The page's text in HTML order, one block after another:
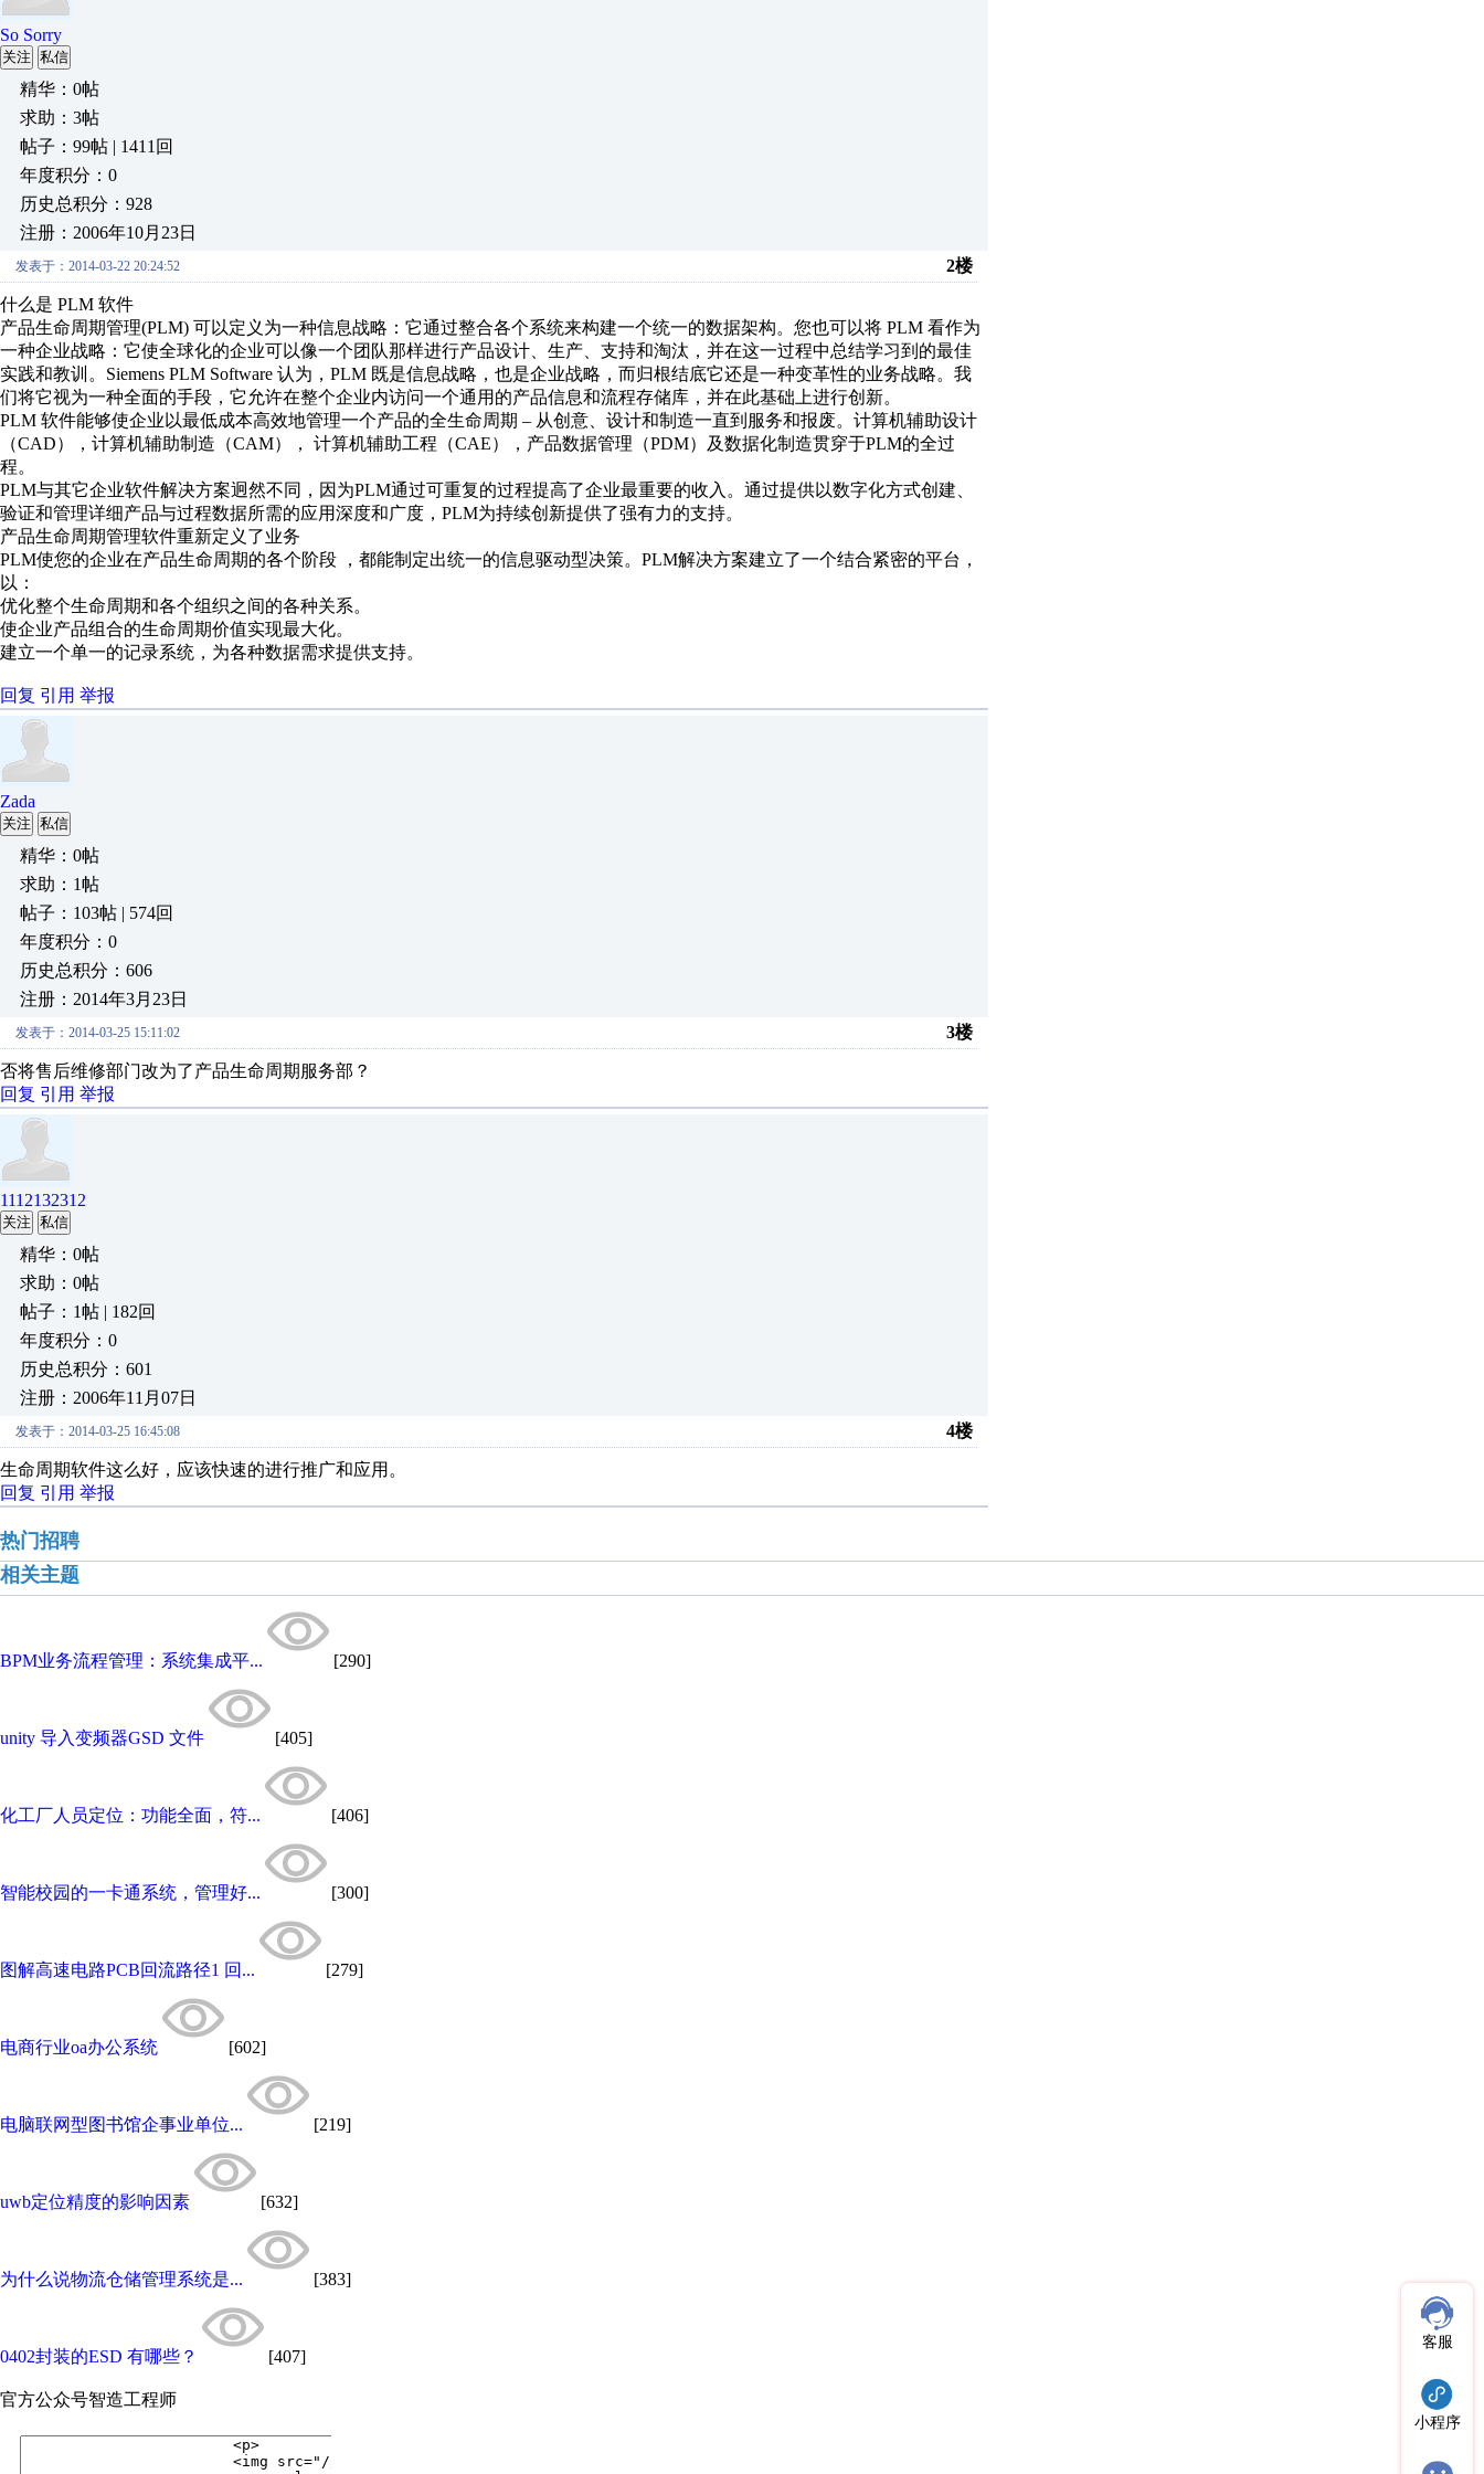
So Sorry
关注 私信
精华：0帖
求助：3帖
帖子：99帖 | 1411回
年度积分：0
历史总积分：928
注册：2006年10月23日
发表于：2014-03-22 20:24:52 2楼
什么是 PLM 软件
产品生命周期管理(PLM) 可以定义为一种信息战略：它通过整合各个系统来构建一个统一的数据架构。您也可以将 PLM 看作为
一种企业战略：它使全球化的企业可以像一个团队那样进行产品设计、生产、支持和淘汰，并在这一过程中总结学习到的最佳
实践和教训。Siemens PLM Software 认为，PLM 既是信息战略，也是企业战略，而归根结底它还是一种变革性的业务战略。我
们将它视为一种全面的手段，它允许在整个企业内访问一个通用的产品信息和流程存储库，并在此基础上进行创新。
PLM 软件能够使企业以最低成本高效地管理一个产品的全生命周期 – 从创意、设计和制造一直到服务和报废。计算机辅助设计
（CAD），计算机辅助制造（CAM）， 计算机辅助工程（CAE），产品数据管理（PDM）及数据化制造贯穿于PLM的全过
程。
PLM与其它企业软件解决方案迥然不同，因为PLM通过可重复的过程提高了企业最重要的收入。通过提供以数字化方式创建、
验证和管理详细产品与过程数据所需的应用深度和广度，PLM为持续创新提供了强有力的支持。
产品生命周期管理软件重新定义了业务
PLM使您的企业在产品生命周期的各个阶段 ，都能制定出统一的信息驱动型决策。PLM解决方案建立了一个结合紧密的平台，
以：
优化整个生命周期和各个组织之间的各种关系。
使企业产品组合的生命周期价值实现最大化。
建立一个单一的记录系统，为各种数据需求提供支持。
回复 引用 举报
Zada
关注 私信
精华：0帖
求助：1帖
帖子：103帖 | 574回
年度积分：0
历史总积分：606
注册：2014年3月23日
发表于：2014-03-25 15:11:02 3楼
否将售后维修部门改为了产品生命周期服务部？
回复 引用 举报
1112132312
关注 私信
精华：0帖
求助：0帖
帖子：1帖 | 182回
年度积分：0
历史总积分：601
注册：2006年11月07日
发表于：2014-03-25 16:45:08 4楼
生命周期软件这么好，应该快速的进行推广和应用。
回复 引用 举报
热门招聘
相关主题
BPM业务流程管理：系统集成平... [290]
unity 导入变频器GSD 文件 [405]
化工厂人员定位：功能全面，符... [406]
智能校园的一卡通系统，管理好... [300]
图解高速电路PCB回流路径1 回... [279]
电商行业oa办公系统 [602]
电脑联网型图书馆企事业单位... [219]
uwb定位精度的影响因素 [632]
为什么说物流仓储管理系统是... [383]
0402封装的ESD 有哪些？ [407]
官方公众号智造工程师
客服
小程序